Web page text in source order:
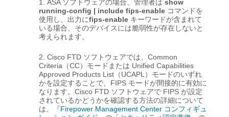
ASA ソフトウェアの場合、管理者は show
running-config | include fips-enable コマンドを
使用し、出力にfips-enable キーワードが含まれて
いる場合、そのデバイスには脆弱性が存在しないと
考えられます。
Cisco FTD ソフトウェアでは、Common
Criteria（CC）モードまたは Unified Capabilities
Approved Products List（UCAPL）モードのいずれ
かを設定することで、FIPS モードが間接的に有効に
なります。Cisco FTD ソフトウェアで FIPS が設定
されているかどうかを確認する方法の詳細について
は、『Firepower Management Center コンフィギュ